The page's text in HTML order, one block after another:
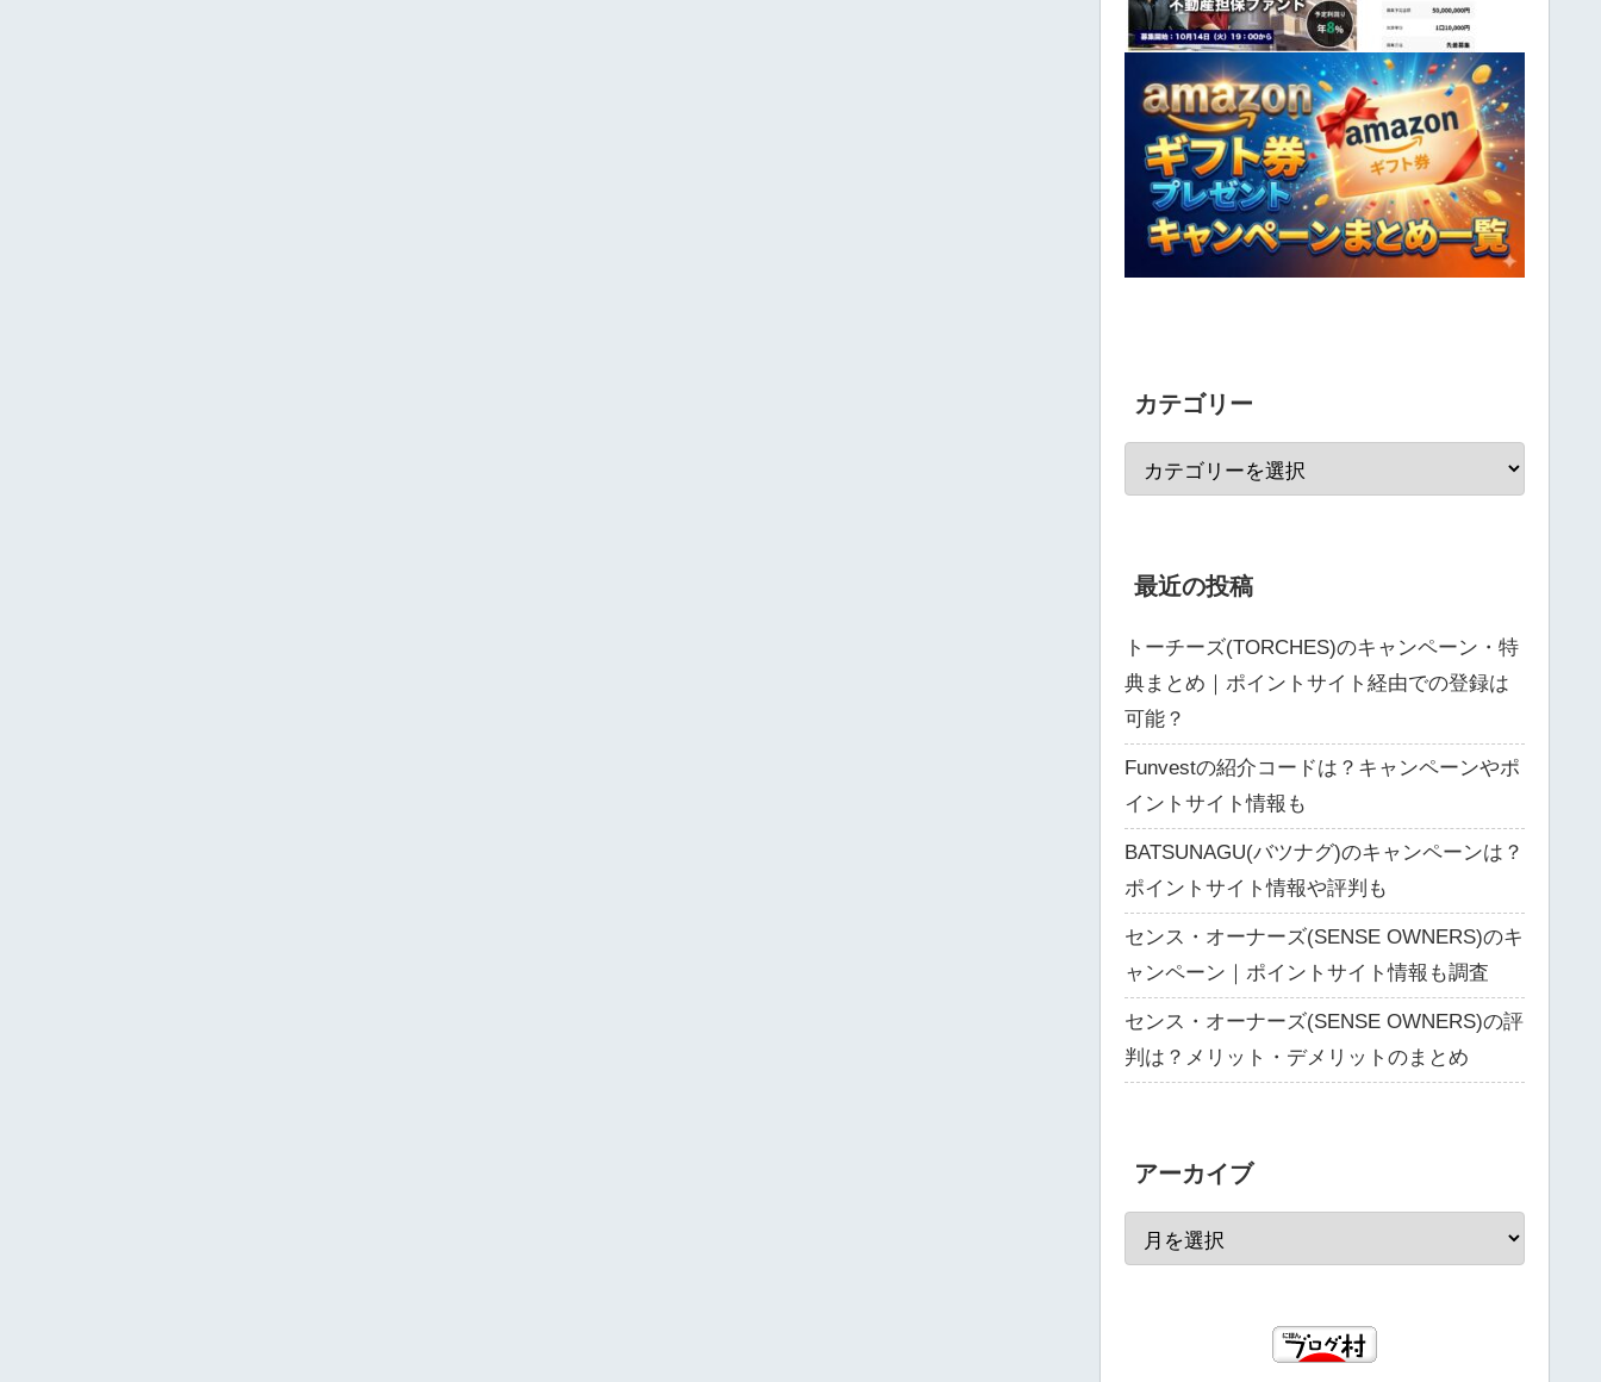
カテゴリー
最近の投稿
トーチーズ(TORCHES)のキャンペーン・特
典まとめ｜ポイントサイト経由での登録は
可能？
Funvestの紹介コードは？キャンペーンやポ
イントサイト情報も
BATSUNAGU(バツナグ)のキャンペーンは？
ポイントサイト情報や評判も
センス・オーナーズ(SENSE OWNERS)のキ
ャンペーン｜ポイントサイト情報も調査
センス・オーナーズ(SENSE OWNERS)の評
判は？メリット・デメリットのまとめ
アーカイブ